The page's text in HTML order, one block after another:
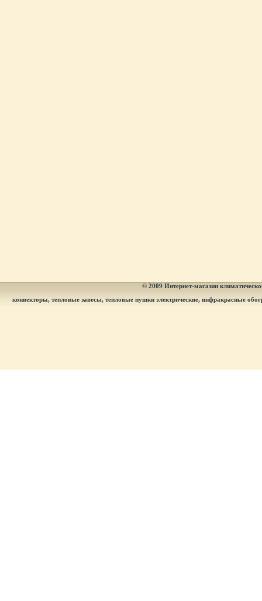
© 2009 Интернет-магазин
конвекторы, тепловые завесы, тепловые пушки электрические, инфракрасные